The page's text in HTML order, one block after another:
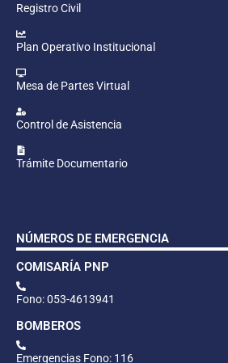
Registro Civil
Plan Operativo Institucional
Mesa de Partes Virtual
Control de Asistencia
Trámite Documentario
NÚMEROS DE EMERGENCIA
COMISARÍA PNP
Fono: 053-4613941
BOMBEROS
Emergencias Fono: 116